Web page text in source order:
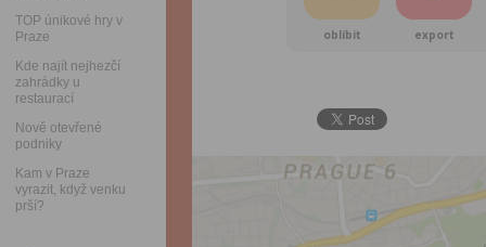
TOP únikové hry v
Praze
Kde najít nejhezčí
zahrádky u
restaurací
Nově otevřené
podniky
Kam v Praze
vyrazit, když venku
prší?
oblíbit export